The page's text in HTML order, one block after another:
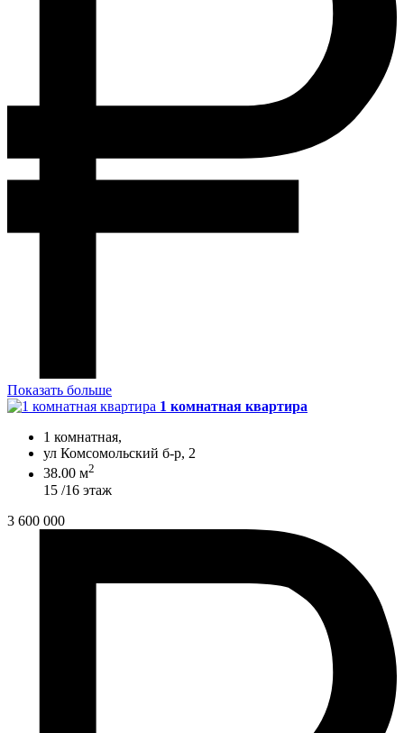
Показать больше
1 комнатная квартира
1 комнатная,
ул Комсомольский б-р, 2
38.00 м2
15 /16 этаж
3 600 000